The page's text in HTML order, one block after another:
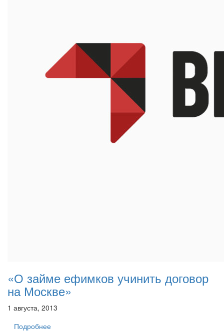
«О займе ефимков учинить договор
на Москве»
1 августа, 2013
Подробнее